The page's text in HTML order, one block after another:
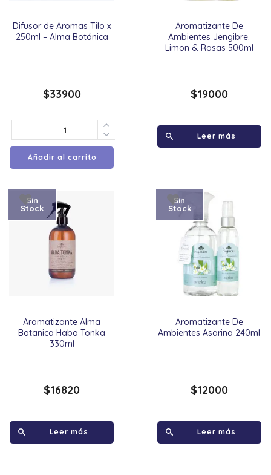
Difusor de Aromas Tilo x
250ml – Alma Botánica
$33900
Añadir al carrito
Aromatizante De
Ambientes Jengibre.
Limon & Rosas 500ml
$19000
Leer más
Aromatizante Alma
Botanica Haba Tonka
330ml
Sin
Stock
$16820
Leer más
Aromatizante De
Ambientes Asarina 240ml
Sin
Stock
$12000
Leer más